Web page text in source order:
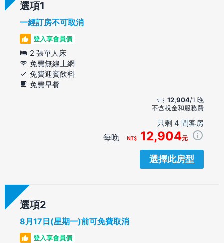
選項
一經訂房不可取消
登入享會員價
2 張單人床
免費無線上網
免費迎賓飲料
免費早餐
12,904/1 晚
不含稅金和服務費
只剩 4 間客房
每晚 12,904元
選擇此房型
選項
8月17日(星期一)前可免費取消
登入享會員價